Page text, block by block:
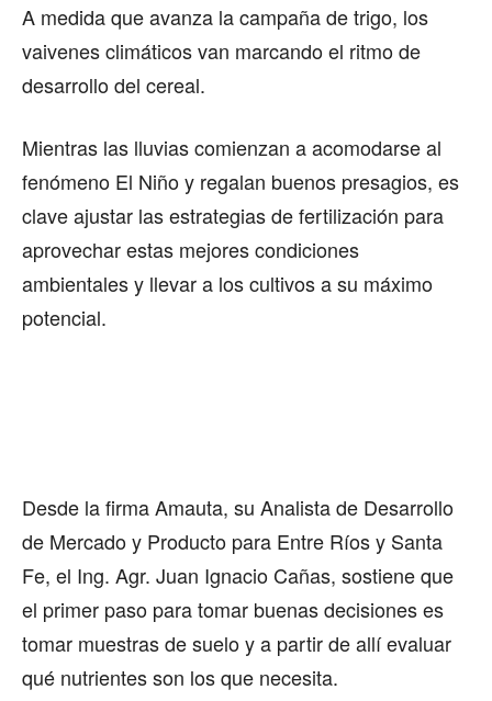
A medida que avanza la campaña de trigo, los
vaivenes climáticos van marcando el ritmo de
desarrollo del cereal.
Mientras las lluvias comienzan a acomodarse al
fenómeno El Niño y regalan buenos presagios, es
clave ajustar las estrategias de fertilización para
aprovechar estas mejores condiciones
ambientales y llevar a los cultivos a su máximo
potencial.
Desde la firma Amauta, su Analista de Desarrollo
de Mercado y Producto para Entre Ríos y Santa
Fe, el Ing. Agr. Juan Ignacio Cañas, sostiene que
el primer paso para tomar buenas decisiones es
tomar muestras de suelo y a partir de allí evaluar
qué nutrientes son los que necesita.